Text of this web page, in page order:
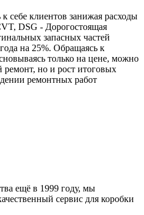
себе клиентов занижая расходы
DSG - Дорогостоящая
запасных частей
на 25%. Обращаясь к
только на цене, можно
ремонт, но и рост итоговых
ремонтных работ
ещё в 1999 году, мы
сервис для коробки